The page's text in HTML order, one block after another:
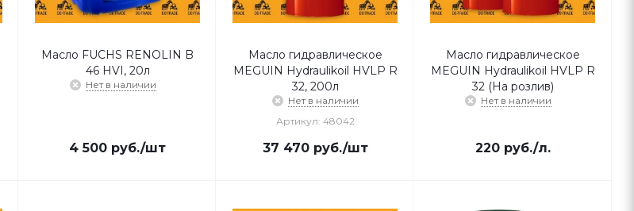
Масло FUCHS RENOLIN B
46 HVI, 20л
Нет в наличии
4 500 руб./шт
Масло гидравлическое
MEGUIN Hydraulikoil HVLP R
32, 200л
Нет в наличии
Артикул: 48042
37 470руб./шт
Масло гидравлическое
MEGUIN Hydraulikoil HVLP R
32 (На розлив)
Нет в наличии
220руб./л.